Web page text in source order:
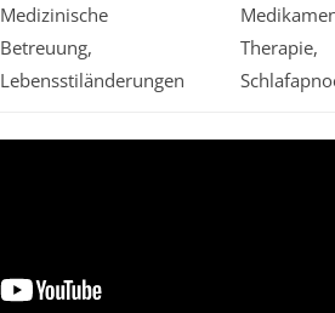
Medizinische
Betreuung,
Lebensstiländerungen
Therapie,